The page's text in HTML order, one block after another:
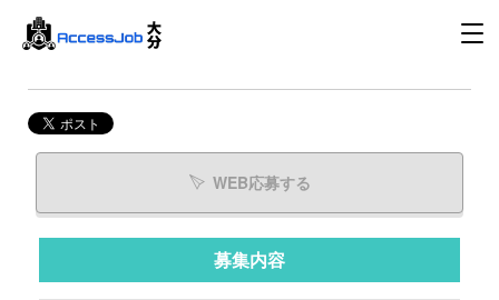
WEB応募する
募集内容